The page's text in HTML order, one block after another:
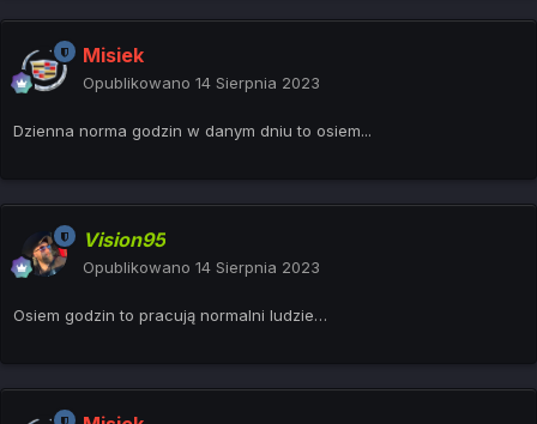
Misiek
Opublikowano 14 Sierpnia 2023
Dzienna norma godzin w danym dniu to osiem...
Vision95
Opublikowano 14 Sierpnia 2023
Osiem godzin to pracują normalni ludzie…